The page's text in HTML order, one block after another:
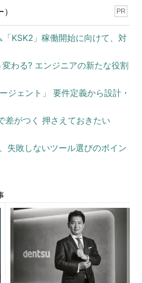
PR
KSK2」稼働開始に向けて、対
変わる? エンジニアの新たな役割
ジェント」 要件定義から設計・
差がつく 押さえておきたい
失敗しないツール選びのポイン